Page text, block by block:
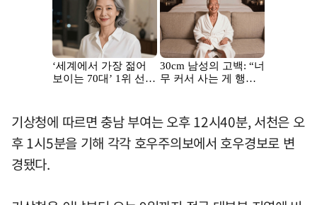
기상청에 따르면 충남 부여는 오후 12시40분, 서천은 오
후 1시5분을 기해 각각 호우주의보에서 호우경보로 변
경됐다.